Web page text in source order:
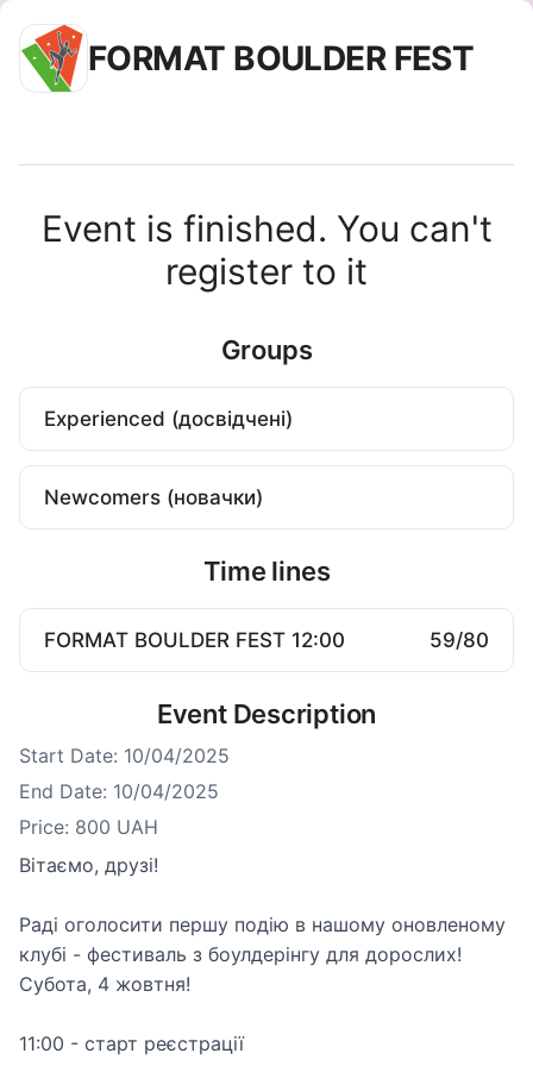
FORMAT BOULDER FEST
Event is finished. You can't
register to it
Groups
Experienced (досвідчені)
Newcomers (новачки)
Time lines
FORMAT BOULDER FEST 12:00 59/80
Event Description
Start Date: 10/04/2025
End Date: 10/04/2025
Price: 800 UAH
Вітаємо, друзі!
Раді оголосити першу подію в нашому оновленому
клубі - фестиваль з боулдерінгу для дорослих!
Субота, 4 жовтня!
11:00 - старт реєстрації